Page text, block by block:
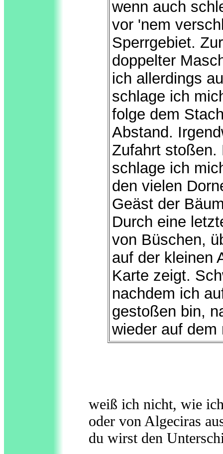
wenn auch
vor 'nem
Sperrgebiet.
doppelter
ich allerdings
schlage ich
folge dem
Abstand.
Zufahrt stoßen.
schlage ich
den vielen
Geäst der
Durch eine
von Büschen,
auf der kleinen
Karte zeigt.
nachdem ich
gestoßen bin,
wieder auf dem
weiß ich nicht, wie
oder von Algeciras
du wirst den